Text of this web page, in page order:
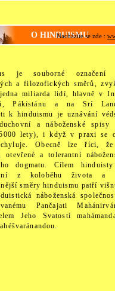
Nacházíte se zde :
O HINDUISMU
je souborné
a filozofických směrů,
miliarda lidí, hlavně v
Pákistánu a na Srí
k hinduismu je uznávání
a náboženské
lety), i když v praxi se
Obecně lze říci,
otevřené a tolerantní
dogmatu. Cílem
z koloběhu života a
směry hinduismu patří
náboženská
Pančajati
Jeho Svatostí